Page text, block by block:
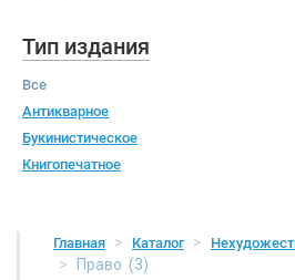
Тип издания
Все
Антикварное
Букинистическое
Книгопечатное
Главная Каталог
Право (3)